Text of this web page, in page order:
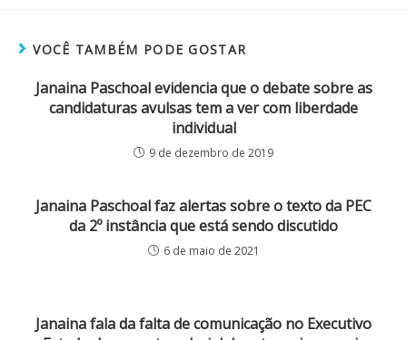
VOCÊ TAMBÉM PODE GOSTAR
Janaina Paschoal evidencia que o debate sobre as
candidaturas avulsas tem a ver com liberdade
individual
9 de dezembro de 2019
Janaina Paschoal faz alertas sobre o texto da PEC
da 2º instância que está sendo discutido
6 de maio de 2021
Janaina fala da falta de comunicação no Executivo